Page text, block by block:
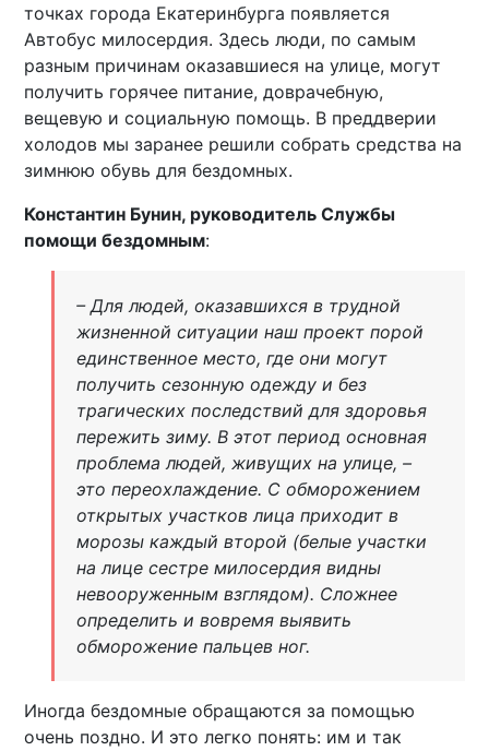
точках города Екатеринбурга появляется
Автобус милосердия. Здесь люди, по самым
разным причинам оказавшиеся на улице, могут
получить горячее питание, доврачебную,
вещевую и социальную помощь. В преддверии
холодов мы заранее решили собрать средства на
зимнюю обувь для бездомных.
Константин Бунин, руководитель Службы
помощи бездомным:
– Для людей, оказавшихся в трудной
жизненной ситуации наш проект порой
единственное место, где они могут
получить сезонную одежду и без
трагических последствий для здоровья
пережить зиму. В этот период основная
проблема людей, живущих на улице, –
это переохлаждение. С обморожением
открытых участков лица приходит в
морозы каждый второй (белые участки
на лице сестре милосердия видны
невооруженным взглядом). Сложнее
определить и вовремя выявить
обморожение пальцев ног.
Иногда бездомные обращаются за помощью
очень поздно. И это легко понять: им и так